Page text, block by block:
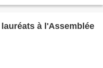
à l'Assemblée